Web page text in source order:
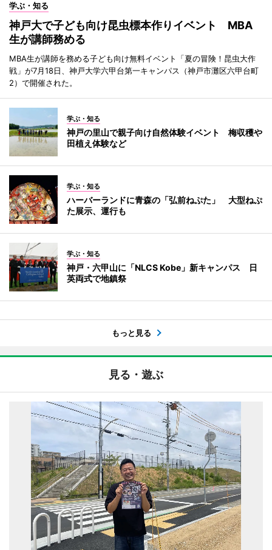
学ぶ・知る
神戸大で子ども向け昆虫標本作りイベント MBA
生が講師務める
MBA生が講師を務める子ども向け無料イベント「夏の冒険！昆虫大作
戦」が7月18日、神戸大学六甲台第一キャンパス（神戸市灘区六甲台町
2）で開催された。
学ぶ・知る
神戸の里山で親子向け自然体験イベント 梅収穫や
田植え体験など
学ぶ・知る
ハーバーランドに青森の「弘前ねぷた」 大型ねぷ
た展示、運行も
学ぶ・知る
神戸・六甲山に「NLCS Kobe」新キャンパス 日
英両式で地鎮祭
もっと見る
見る・遊ぶ